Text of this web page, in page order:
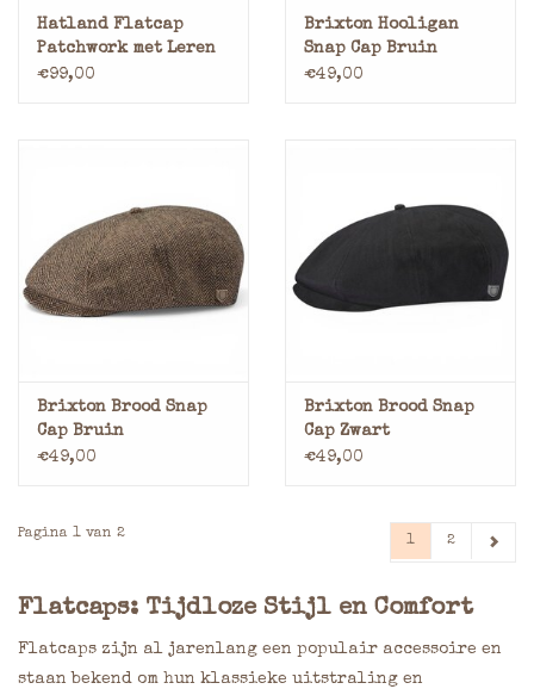
Hatland Flatcap
Patchwork met Leren
Klep
€99,00
Brixton Hooligan
Snap Cap Bruin
€49,00
Brixton Brood Snap
Cap Bruin
€49,00
Brixton Brood Snap
Cap Zwart
€49,00
Pagina 1 van 2 1 2
Flatcaps: Tijdloze Stijl en Comfort
Flatcaps zijn al jarenlang een populair accessoire en
staan bekend om hun klassieke uitstraling en